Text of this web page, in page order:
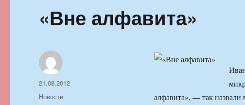
«Вне алфавита»
алфавита», — так
Автор
Опубликовано
21.08.2012
Рубрики
Новости